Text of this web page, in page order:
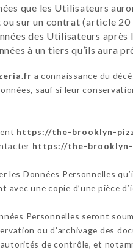
que les Utilisateurs
sur un contrat (article 20
des Utilisateurs après
à un tiers qu’ils aura
a connaissance du
sauf si leur
https://the-brooklyn-
https://the-
les Données Personnelles
avec une copie d’une pièce
Personnelles seront
ou d’archivage des
de contrôle, et